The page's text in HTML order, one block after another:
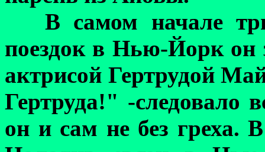
В самом начале
поездок в Нью-Йорк он
актрисой Гертрудой
Гертруда!" -следовало
он и сам не без греха.